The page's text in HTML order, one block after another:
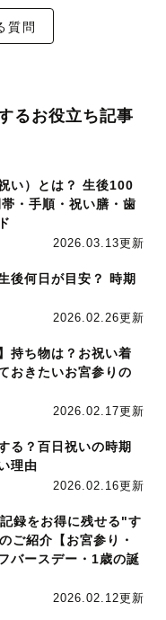
質問
るお役立ち記事
い）とは？ 生後100
・手順・祝い膳・歯
2026.03.13更新
後何日が目安？ 時期
2026.02.26更新
持ち物は？お祝い着
おきたいお宮参りの
2026.02.17更新
る？百日祝いの時期
理由
2026.02.16更新
録をお得に残せる"す
ご紹介【お宮参り・
バースデー・1歳の誕
2026.02.12更新